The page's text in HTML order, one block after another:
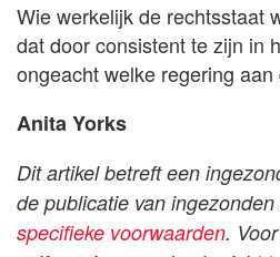
Wie werkelijk de rechtsstaat
dat door consistent te zijn in
ongeacht welke regering
Anita Yorks
Dit artikel betreft een
de publicatie van
specifieke voorwaarden.